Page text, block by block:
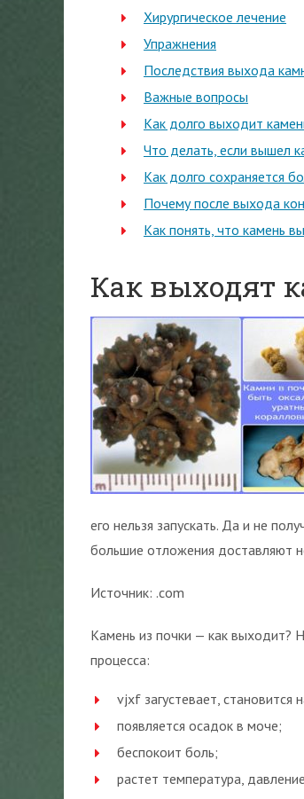
Хирургическое лечение
Упражнения
Последствия выхода
Важные вопросы
Как долго выходит
Что делать, если вышел
Как долго сохраняется
Почему после выхода
Как понять, что камень
Как выходят
его нельзя запускать. Да и не
большие отложения доставляют
Источник: .com
Камень из почки — как выходит?
процесса:
vjxf загустевает, становится
появляется осадок в моче;
беспокоит боль;
растет температура,